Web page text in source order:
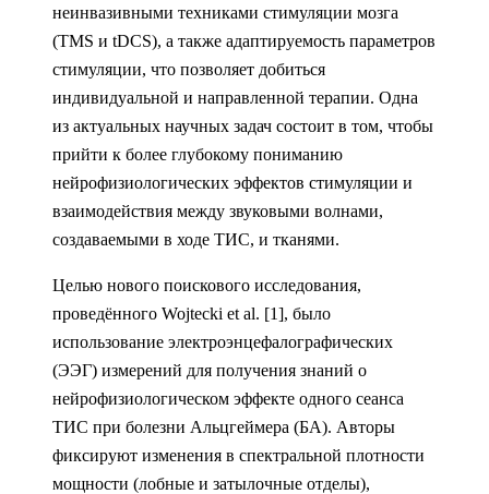
неинвазивными техниками стимуляции мозга
(TMS и tDCS), а также адаптируемость параметров
стимуляции, что позволяет добиться
индивидуальной и направленной терапии. Одна
из актуальных научных задач состоит в том, чтобы
прийти к более глубокому пониманию
нейрофизиологических эффектов стимуляции и
взаимодействия между звуковыми волнами,
создаваемыми в ходе ТИС, и тканями.
Целью нового поискового исследования,
проведённого Wojtecki et al. [1], было
использование электроэнцефалографических
(ЭЭГ) измерений для получения знаний о
нейрофизиологическом эффекте одного сеанса
ТИС при болезни Альцгеймера (БА). Авторы
фиксируют изменения в спектральной плотности
мощности (лобные и затылочные отделы),